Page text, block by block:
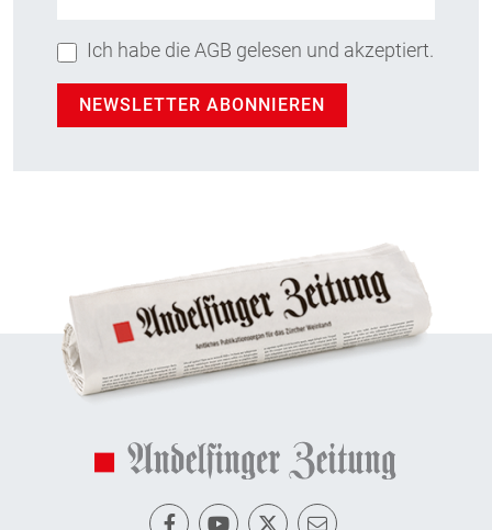
Ich habe die AGB gelesen und akzeptiert.
NEWSLETTER ABONNIEREN